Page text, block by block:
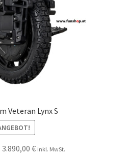
Veteran Lynx S
3.890,00€ inkl. MwSt.